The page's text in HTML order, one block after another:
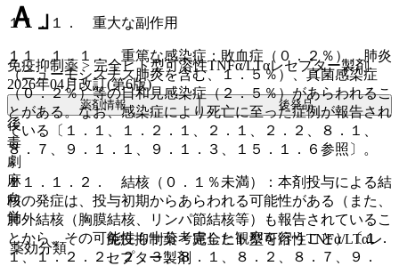
１１．１． 重大な副作用
１１．１．１． 重篤な感染症：敗血症（０．２％）、肺炎
（ニューモシスチス肺炎を含む、１．５％）、真菌感染症
（０．２％）等の日和見感染症（２．５％）があらわれるこ
とがある。なお、感染症により死亡に至った症例が報告され
ている〔１．１、１．２．１、２．１、２．２、８．１、
８．７、９．１．１、９．１．３、１５．１．６参照〕。
１１．１．２． 結核（０．１％未満）：本剤投与による結
核の発症は、投与初期からあらわれる可能性がある（また、
肺外結核（胸膜結核、リンパ節結核等）も報告されているこ
とから、その可能性も十分考慮した観察を行うこと）〔１．
１、１．２．２、２．３、８．１、８．２、８．７、９．
Ａ」
免疫抑制薬 > 完全ヒト型可溶性TNFα/LTαレセプター製剤
2026年04月改訂(第6版)
薬剤情報 後発品
後
毒
劇
麻
向
覚
薬効分類
免疫抑制薬 > 完全ヒト型可溶性TNFα/LTαレ
セプター製剤